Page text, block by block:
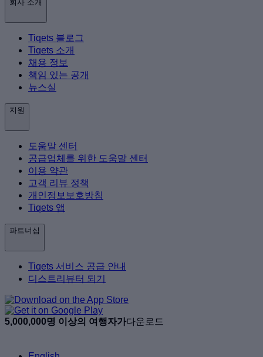
회사 소개
Tiqets 블로그
Tiqets 소개
채용 정보
책임 있는 공개
뉴스실
지원
도움말 센터
공급업체를 위한 도움말 센터
이용 약관
고객 리뷰 정책
개인정보보호방침
Tiqets 앱
파트너십
Tiqets 서비스 공급 안내
디스트리뷰터 되기
5,000,000명 이상의 여행자가다운로드